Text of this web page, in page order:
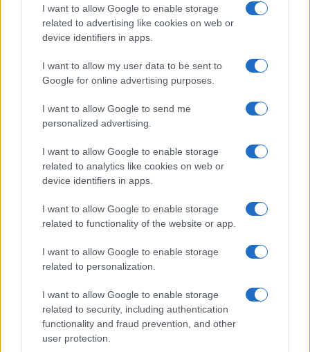
I want to allow Google to enable storage
related to advertising like cookies on web or
device identifiers in apps.
I want to allow my user data to be sent to
Google for online advertising purposes.
I want to allow Google to send me
personalized advertising.
I want to allow Google to enable storage
related to analytics like cookies on web or
device identifiers in apps.
I want to allow Google to enable storage
related to functionality of the website or app.
I want to allow Google to enable storage
related to personalization.
I want to allow Google to enable storage
related to security, including authentication
functionality and fraud prevention, and other
user protection.
Monte Pino, la fine di un lungo dolore: storia e
Raid nelle campagne di Berchidda, rischio per
la rete elettrica
Monte Pino, via i cancelli del cantiere: la Gallura
ritrova la strada
Nuovi stalli residenti a Palau, il Comune
completa l’iter
Film internazionale, casting per comparse in
Porto Rotondo ospita la grande sfida della vela
nell’estate 2026